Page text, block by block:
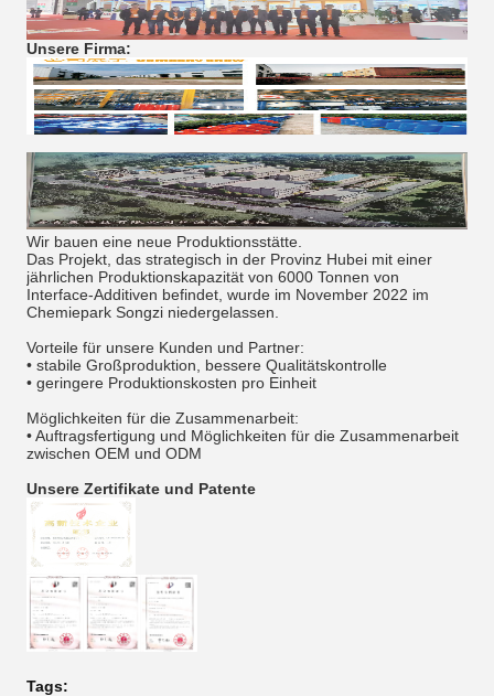
Unsere Firma:
Wir bauen eine neue Produktionsstätte.
Das Projekt, das strategisch in der Provinz Hubei mit einer
jährlichen Produktionskapazität von 6000 Tonnen von
Interface-Additiven befindet, wurde im November 2022 im
Chemiepark Songzi niedergelassen.
Vorteile für unsere Kunden und Partner:
• stabile Großproduktion, bessere Qualitätskontrolle
• geringere Produktionskosten pro Einheit
Möglichkeiten für die Zusammenarbeit:
• Auftragsfertigung und Möglichkeiten für die Zusammenarbeit
zwischen OEM und ODM
Unsere Zertifikate und Patente
Tags: